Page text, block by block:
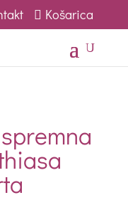
Košarica
U